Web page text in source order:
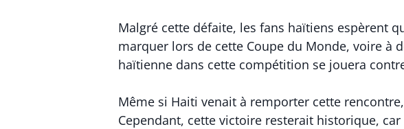
Malgré cette défaite, les fans haïtiens espèrent
marquer lors de cette Coupe du Monde, voire à
haïtienne dans cette compétition se jouera
Même si Haiti venait à remporter cette
Cependant, cette victoire resterait historique,